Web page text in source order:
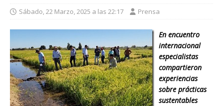
Sábado, 22 Marzo, 2025 a las 22:17 Prensa
En encuentro
internacional
especialistas
compartieron
experiencias
sobre prácticas
sustentables